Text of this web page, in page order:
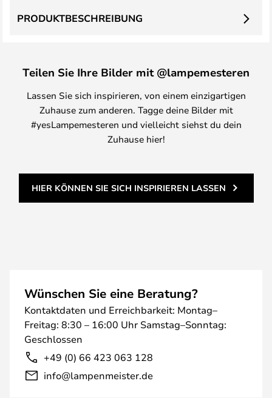
PRODUKTBESCHREIBUNG
Teilen Sie Ihre Bilder mit @lampemesteren
Lassen Sie sich inspirieren, von einem einzigartigen
Zuhause zum anderen. Tagge deine Bilder mit
#yesLampemesteren und vielleicht siehst du dein
Zuhause hier!
HIER KÖNNEN SIE SICH INSPIRIEREN LASSEN
Wünschen Sie eine Beratung?
Kontaktdaten und Erreichbarkeit: Montag–
Freitag: 8:30 – 16:00 Uhr Samstag–Sonntag:
Geschlossen
+49 (0) 66 423 063 128
info@lampenmeister.de